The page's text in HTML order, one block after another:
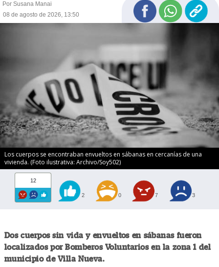
Por Susana Manai
08 de agosto de 2026, 13:50
Los cuerpos se encontraban envueltos en sábanas en cercanías de una
vivienda. (Foto ilustrativa: Archivo/Soy502)
12
2 0 7 3
Dos cuerpos sin vida y envueltos en sábanas fueron
localizados por Bomberos Voluntarios en la zona 1 del
municipio de Villa Nueva.